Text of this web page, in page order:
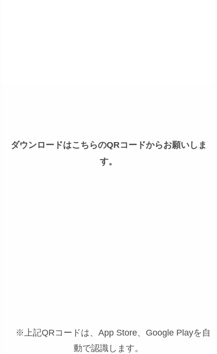
ダウンロードはこちらのQRコードからお願いしま
す。
※上記QRコードは、App Store、Google Playを自
動で認識します。